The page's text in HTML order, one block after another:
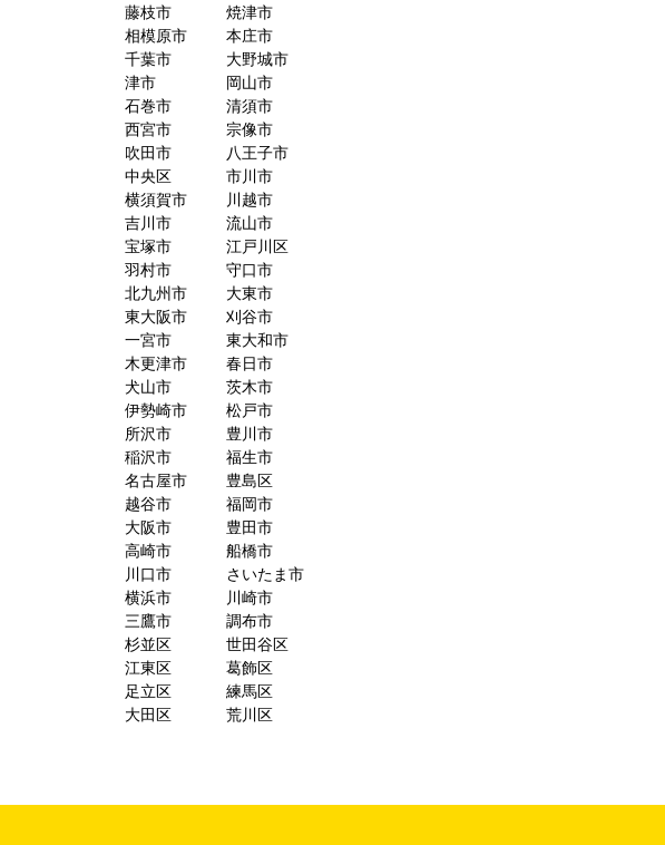
藤枝市
焼津市
相模原市
本庄市
千葉市
大野城市
津市
岡山市
石巻市
清須市
西宮市
宗像市
吹田市
八王子市
中央区
市川市
横須賀市
川越市
吉川市
流山市
宝塚市
江戸川区
羽村市
守口市
北九州市
大東市
東大阪市
刈谷市
一宮市
東大和市
木更津市
春日市
犬山市
茨木市
伊勢崎市
松戸市
所沢市
豊川市
稲沢市
福生市
名古屋市
豊島区
越谷市
福岡市
大阪市
豊田市
高崎市
船橋市
川口市
さいたま市
横浜市
川崎市
三鷹市
調布市
杉並区
世田谷区
江東区
葛飾区
足立区
練馬区
大田区
荒川区